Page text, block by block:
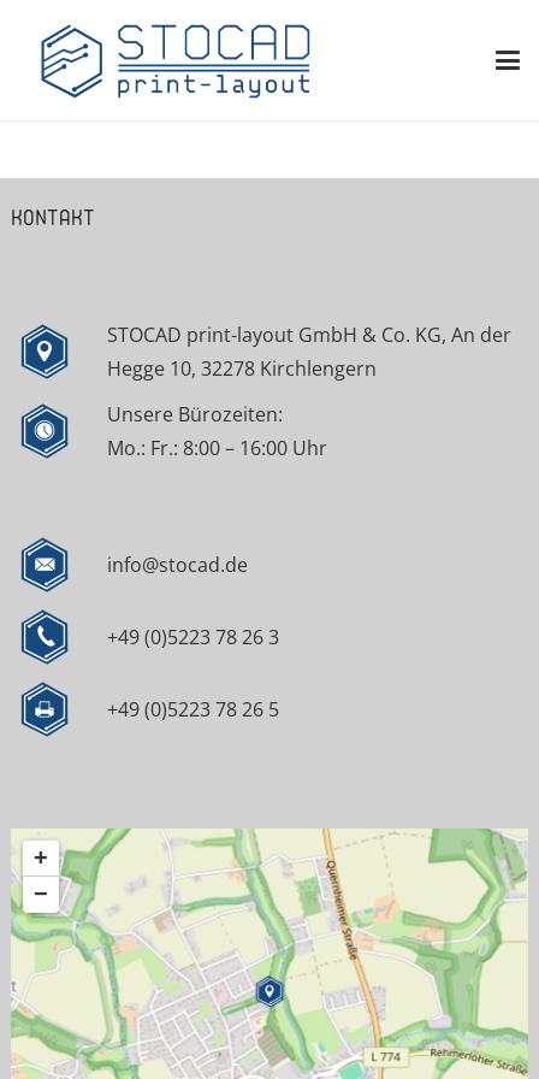
KONTAKT
STOCAD print-layout GmbH & Co. KG, An der
Hegge 10, 32278 Kirchlengern
Unsere Bürozeiten:
Mo.: Fr.: 8:00 – 16:00 Uhr
info@stocad.de
+49 (0)5223 78 26 3
+49 (0)5223 78 26 5
+
−